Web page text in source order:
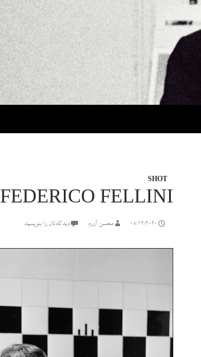
SHOT
FEDERICO FELLINI
08/12/2020 محسن آزرم دیدگاه‌تان را بنویسید: